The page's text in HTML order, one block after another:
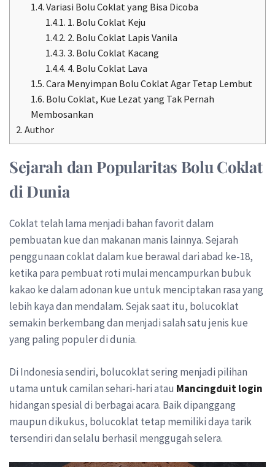
1.4. Variasi Bolu Coklat yang Bisa Dicoba
1.4.1. 1. Bolu Coklat Keju
1.4.2. 2. Bolu Coklat Lapis Vanila
1.4.3. 3. Bolu Coklat Kacang
1.4.4. 4. Bolu Coklat Lava
1.5. Cara Menyimpan Bolu Coklat Agar Tetap Lembut
1.6. Bolu Coklat, Kue Lezat yang Tak Pernah
Membosankan
2. Author
Sejarah dan Popularitas Bolu Coklat
di Dunia
Coklat telah lama menjadi bahan favorit dalam
pembuatan kue dan makanan manis lainnya. Sejarah
penggunaan coklat dalam kue berawal dari abad ke-18,
ketika para pembuat roti mulai mencampurkan bubuk
kakao ke dalam adonan kue untuk menciptakan rasa yang
lebih kaya dan mendalam. Sejak saat itu, bolucoklat
semakin berkembang dan menjadi salah satu jenis kue
yang paling populer di dunia.
Di Indonesia sendiri, bolucoklat sering menjadi pilihan
utama untuk camilan sehari-hari atau Mancingduit login
hidangan spesial di berbagai acara. Baik dipanggang
maupun dikukus, bolucoklat tetap memiliki daya tarik
tersendiri dan selalu berhasil menggugah selera.